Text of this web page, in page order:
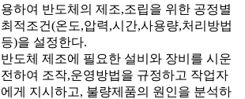
용하여 반도체의 제조,조립을 위한 공정별
최적조건(온도,압력,시간,사용량,처리방법
등)을 설정한다.
반도체 제조에 필요한 설비와 장비를 시운
전하여 조작,운영방법을 규정하고 작업자
에게 지시하고, 불량제품의 원인을 분석하